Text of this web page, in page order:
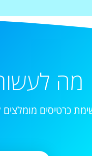
מה
כרטיסים מומלצים